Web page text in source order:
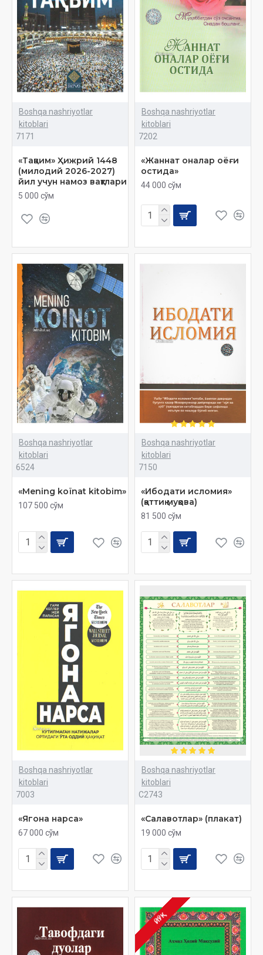
Boshqa nashriyotlar
kitoblari
7171
«Тақвим» Ҳижрий 1448
(милодий 2026-2027)
йил учун намоз вақтлари
5 000 сўм
Boshqa nashriyotlar
kitoblari
7202
«Жаннат оналар оёғи
остида»
44 000 сўм
Boshqa nashriyotlar
kitoblari
6524
«Mening koïnat kitobim»
107 500 сўм
Boshqa nashriyotlar
kitoblari
7150
«Ибодати исломия»
(қаттиқ муқова)
81 500 сўм
Boshqa nashriyotlar
kitoblari
7003
«Ягона нарса»
67 000 сўм
Boshqa nashriyotlar
kitoblari
C2743
«Салавотлар» (плакат)
19 000 сўм
ЙЎҚ